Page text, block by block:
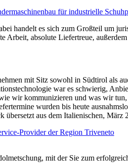
für industrielle
handelt es sich zum Großteil um
absolute Liefertreue,
mit Sitz sowohl in Südtirol als
war es schwierig,
wir kommunizieren und was wir
wurden bis heute
übersetzt aus dem Italienischen, März
Provider der Region Triveneto
mit der Sie zum